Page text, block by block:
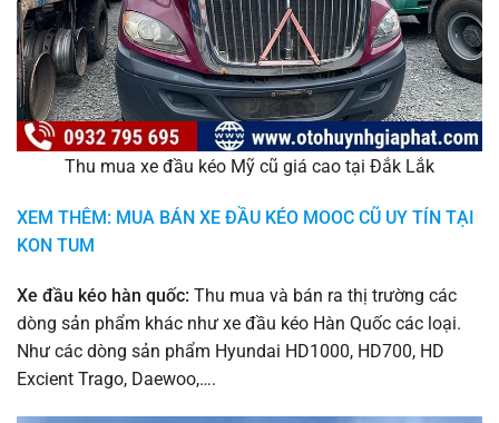
Thu mua xe đầu kéo Mỹ cũ giá cao tại Đắk Lắk
XEM THÊM: MUA BÁN XE ĐẦU KÉO MOOC CŨ UY TÍN TẠI
KON TUM
Xe đầu kéo hàn quốc: Thu mua và bán ra thị trường các
dòng sản phẩm khác như xe đầu kéo Hàn Quốc các loại.
Như các dòng sản phẩm Hyundai HD1000, HD700, HD
Excient Trago, Daewoo,….